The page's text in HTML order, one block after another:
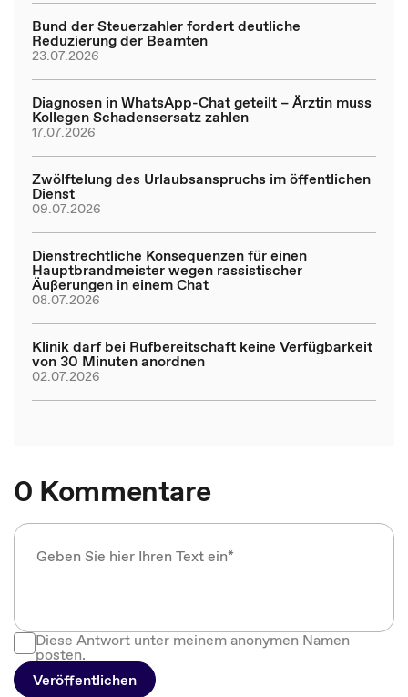
Bund der Steuerzahler fordert deutliche
Reduzierung der Beamten
23.07.2026
Diagnosen in WhatsApp-Chat geteilt – Ärztin muss
Kollegen Schadensersatz zahlen
17.07.2026
Zwölftelung des Urlaubsanspruchs im öffentlichen
Dienst
09.07.2026
Dienstrechtliche Konsequenzen für einen
Hauptbrandmeister wegen rassistischer
Äußerungen in einem Chat
08.07.2026
Klinik darf bei Rufbereitschaft keine Verfügbarkeit
von 30 Minuten anordnen
02.07.2026
0 Kommentare
Diese Antwort unter meinem anonymen Namen
posten.
Veröffentlichen